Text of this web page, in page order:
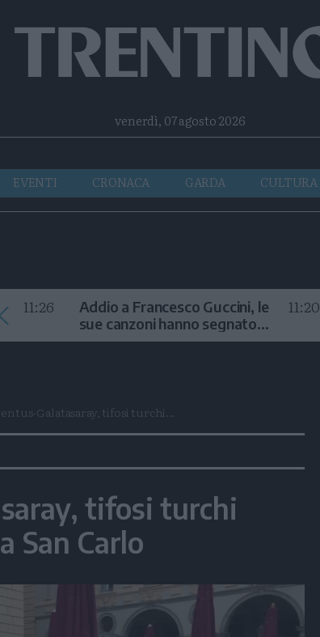
Telegram
RSSvenerdì, 07 agosto 2026
EVENTI CRONACA GARDA CULTURA
11:26
Addio a Francesco Guccini, le
sue canzoni hanno segnato
la storia
11:20
Galatasaray, tifosi turchi...
tifosi turchi
San Carlo